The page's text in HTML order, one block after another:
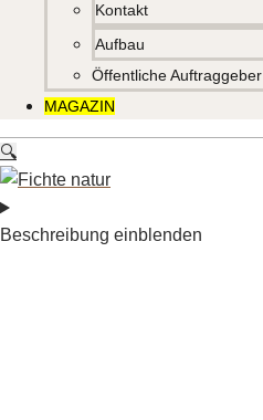
Kontakt
Aufbau
Öffentliche Auftraggeber
MAGAZIN
🔍
Beschreibung einblenden